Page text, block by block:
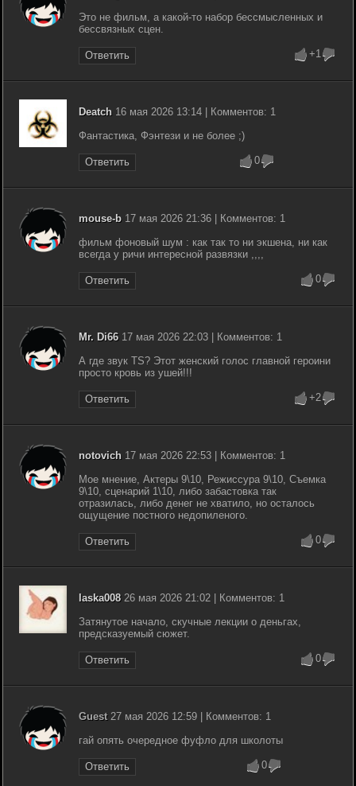
Это не фильм, а какой-то набор бессмысленных и
бессвязных сцен.
Ответить +1
Deatch 16 мая 2026 13:14 | Комментов: 1
Фантастика, Фэнтези и не более ;)
Ответить 0
mouse-b 17 мая 2026 21:36 | Комментов: 1
фильм фоновый шум : как так то ни экшена, ни как
всегда у ричи интересной развязки ,,,,
Ответить 0
Mr. Di6617 мая 2026 22:03 | Комментов: 1
А где звук TS? Этот женский голос главной героини
просто кровь из ушей!!!
Ответить +2
notovich 17 мая 2026 22:53 | Комментов: 1
Мое мнение, Актеры 9\10, Режиссура 9\10, Съемка
9\10, сценарий 1\10, либо забастовка так
отразилась, либо денег не хватило, но осталось
ощущение постного недопиленого.
Ответить 0
laska00826 мая 2026 21:02 | Комментов: 1
Затянутое начало, скучные лекции о деньгах,
предсказуемый сюжет.
Ответить 0
Guest27 мая 2026 12:59 | Комментов: 1
гай опять очередное фуфло для школоты
Ответить 0